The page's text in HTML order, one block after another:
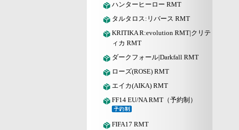
ハンターヒーロー RMT
タルタロス:リバース RMT
KRITIKA R:evolution RMT|クリテ
ィカ RMT
ダークフォール|Darkfall RMT
ローズ(ROSE) RMT
エイカ(AIKA) RMT
FF14 EU/NA RMT（予約制）
FIFA17 RMT